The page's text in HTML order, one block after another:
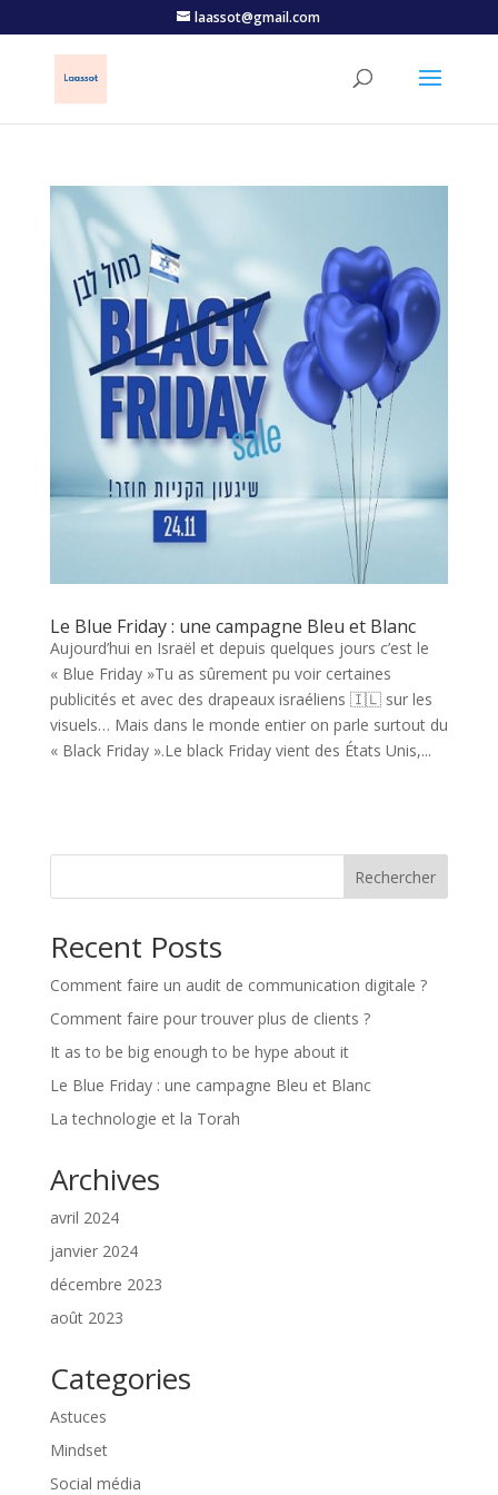
laassot@gmail.com
Le Blue Friday : une campagne Bleu et Blanc
Aujourd’hui en Israël et depuis quelques jours c’est le
« Blue Friday »Tu as sûrement pu voir certaines
publicités et avec des drapeaux israéliens 🇮🇱 sur les
visuels… Mais dans le monde entier on parle surtout du
« Black Friday ».Le black Friday vient des États Unis,...
Rechercher
Recent Posts
Comment faire un audit de communication digitale ?
Comment faire pour trouver plus de clients ?
It as to be big enough to be hype about it
Le Blue Friday : une campagne Bleu et Blanc
La technologie et la Torah
Archives
avril 2024
janvier 2024
décembre 2023
août 2023
Categories
Astuces
Mindset
Social média